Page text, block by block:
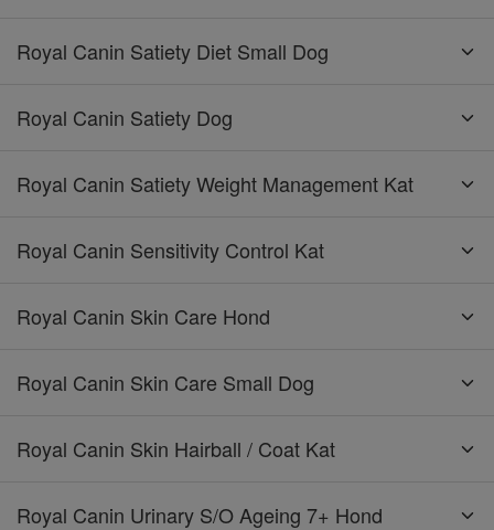
Royal Canin Satiety Diet Small Dog
Royal Canin Satiety Dog
Royal Canin Satiety Weight Management Kat
Royal Canin Sensitivity Control Kat
Royal Canin Skin Care Hond
Royal Canin Skin Care Small Dog
Royal Canin Skin Hairball / Coat Kat
Royal Canin Urinary S/O Ageing 7+ Hond